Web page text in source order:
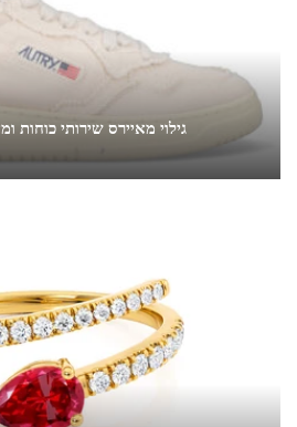
גילוי מאיירס שירותי כוחות